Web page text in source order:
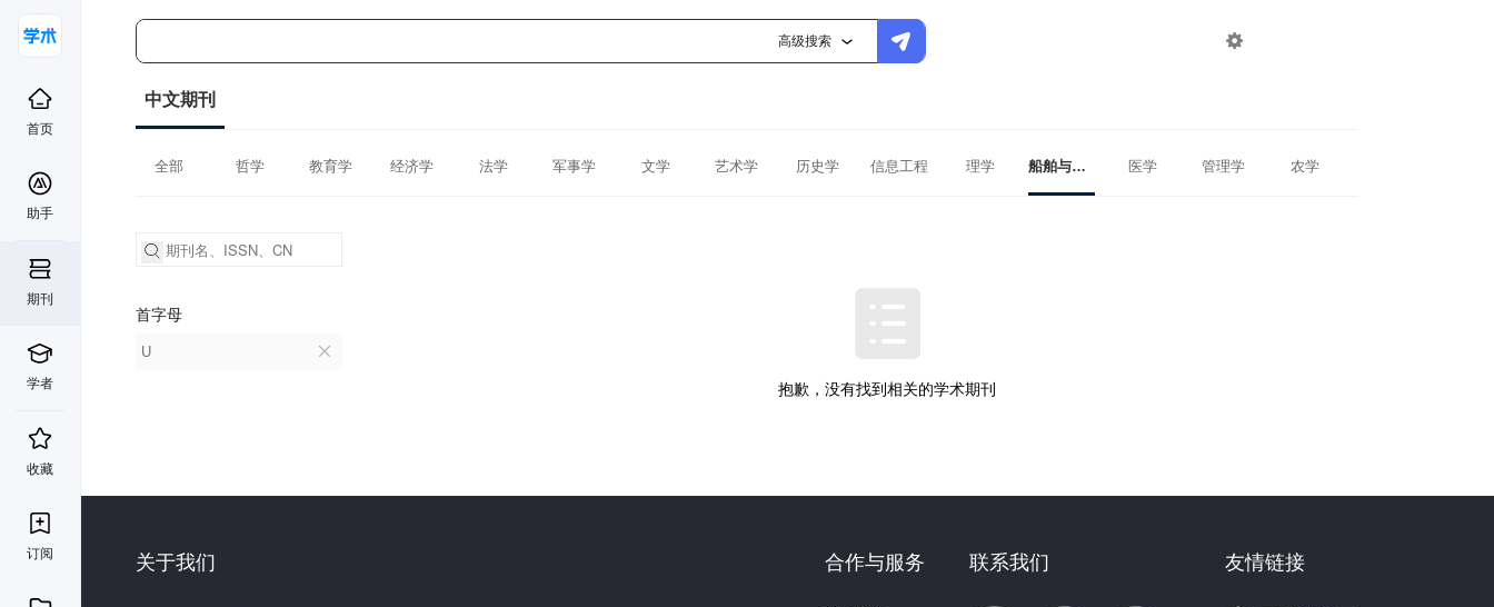
高级搜索 
首页
助手
期刊
学者
收藏
订阅
中文期刊
全部 哲学 教育学 经济学 法学 军事学 文学 艺术学 历史学 信息工程 理学 船舶与海洋工程 医学 管理学 农学
首字母
U
抱歉，没有找到相关的学术期刊
关于我们 友情链接
联系我们
合作与服务